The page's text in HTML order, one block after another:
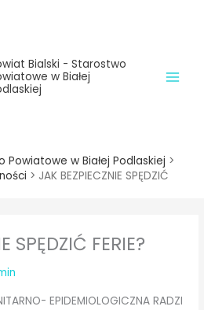
Bialski - Starostwo
w Białej
w Białej Podlaskiej >
> JAK BEZPIECZNIE SPĘDZIĆ
SPĘDZIĆ FERIE?
EPIDEMIOLOGICZNA RADZI